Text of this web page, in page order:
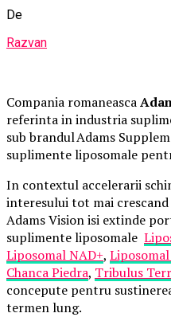
De
Razvan
Compania romaneasca
referinta in industria
sub brandul Adams
suplimente liposomale
In contextul accelerarii
interesului tot mai
Adams Vision isi extinde
suplimente liposomale
Liposomal NAD+,
Chanca Piedra, Tribulus
concepute pentru
termen lung.